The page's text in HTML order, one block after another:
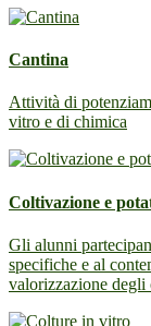
Cantina
Attività di
vitro e di chimica
Coltivazione e
Gli alunni
specifiche e al
valorizzazione degli